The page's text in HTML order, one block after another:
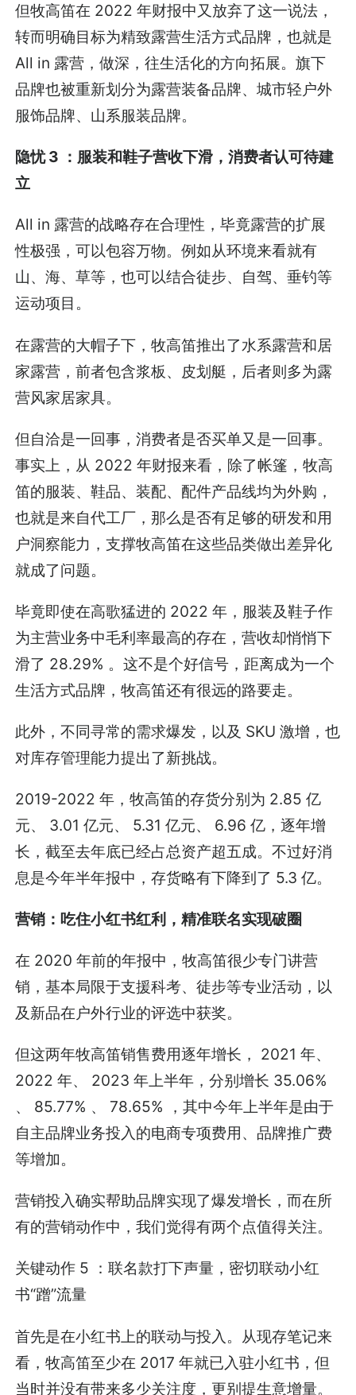
但牧高笛在 2022 年财报中又放弃了这一说法，
转而明确目标为精致露营生活方式品牌，也就是
All in 露营，做深，往生活化的方向拓展。旗下
品牌也被重新划分为露营装备品牌、城市轻户外
服饰品牌、山系服装品牌。
隐忧 3 ：服装和鞋子营收下滑，消费者认可待建
立
All in 露营的战略存在合理性，毕竟露营的扩展
性极强，可以包容万物。例如从环境来看就有
山、海、草等，也可以结合徒步、自驾、垂钓等
运动项目。
在露营的大帽子下，牧高笛推出了水系露营和居
家露营，前者包含浆板、皮划艇，后者则多为露
营风家居家具。
但自洽是一回事，消费者是否买单又是一回事。
事实上，从 2022 年财报来看，除了帐篷，牧高
笛的服装、鞋品、装配、配件产品线均为外购，
也就是来自代工厂，那么是否有足够的研发和用
户洞察能力，支撑牧高笛在这些品类做出差异化
就成了问题。
毕竟即使在高歌猛进的 2022 年，服装及鞋子作
为主营业务中毛利率最高的存在，营收却悄悄下
滑了 28.29% 。这不是个好信号，距离成为一个
生活方式品牌，牧高笛还有很远的路要走。
此外，不同寻常的需求爆发，以及 SKU 激增，也
对库存管理能力提出了新挑战。
2019-2022 年，牧高笛的存货分别为 2.85 亿
元、 3.01 亿元、 5.31 亿元、 6.96 亿，逐年增
长，截至去年底已经占总资产超五成。不过好消
息是今年半年报中，存货略有下降到了 5.3 亿。
营销：吃住小红书红利，精准联名实现破圈
在 2020 年前的年报中，牧高笛很少专门讲营
销，基本局限于支援科考、徒步等专业活动，以
及新品在户外行业的评选中获奖。
但这两年牧高笛销售费用逐年增长， 2021 年、
2022 年、 2023 年上半年，分别增长 35.06%
、 85.77% 、 78.65% ，其中今年上半年是由于
自主品牌业务投入的电商专项费用、品牌推广费
等增加。
营销投入确实帮助品牌实现了爆发增长，而在所
有的营销动作中，我们觉得有两个点值得关注。
关键动作 5 ：联名款打下声量，密切联动小红
书“蹭”流量
首先是在小红书上的联动与投入。从现存笔记来
看，牧高笛至少在 2017 年就已入驻小红书，但
当时并没有带来多少关注度，更别提生意增量。